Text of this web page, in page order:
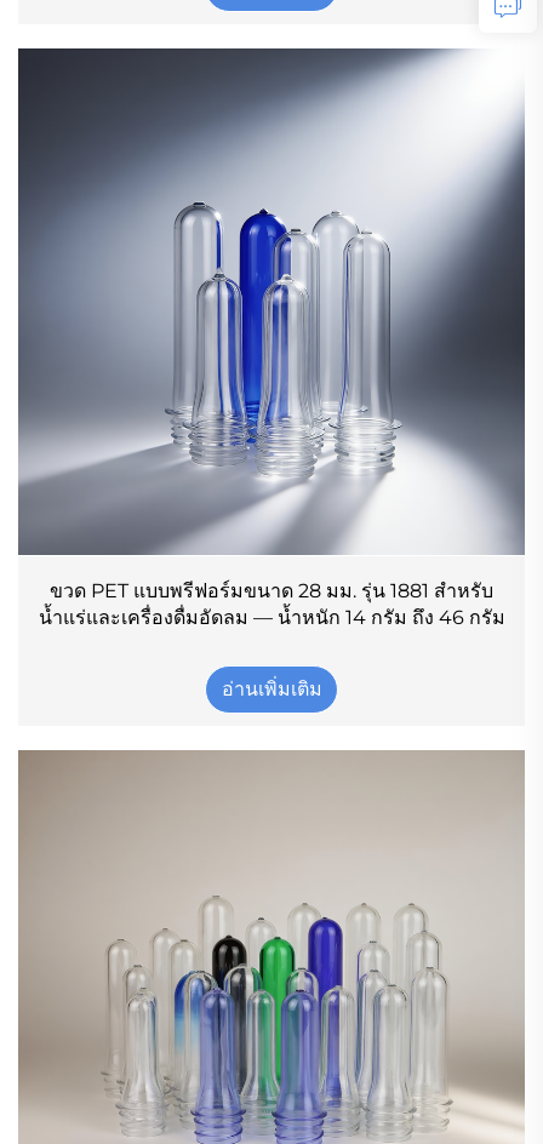
ขวด PET แบบพรีฟอร์มขนาด 28 มม. รุ่น 1881 สำหรับ
น้ำแร่และเครื่องดื่มอัดลม — น้ำหนัก 14 กรัม ถึง 46 กรัม
อ่านเพิ่มเติม